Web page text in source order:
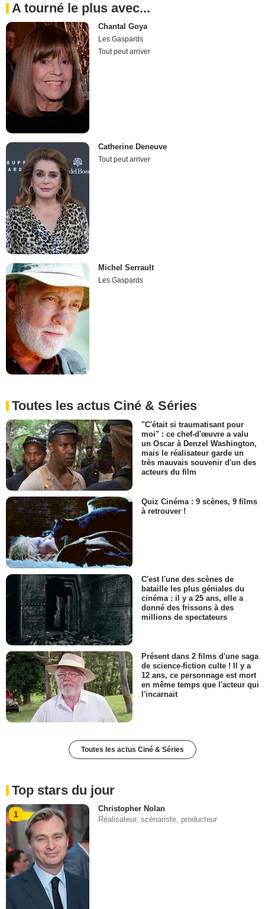
A tourné le plus avec...
Chantal Goya
Les Gaspards
Tout peut arriver
Catherine Deneuve
Tout peut arriver
Michel Serrault
Les Gaspards
Toutes les actus Ciné & Séries
"C'était si traumatisant pour
moi" : ce chef-d'œuvre a valu
un Oscar à Denzel Washington,
mais le réalisateur garde un
très mauvais souvenir d'un des
acteurs du film
Quiz Cinéma : 9 scènes, 9 films
à retrouver !
C'est l'une des scènes de
bataille les plus géniales du
cinéma : il y a 25 ans, elle a
donné des frissons à des
millions de spectateurs
Présent dans 2 films d'une saga
de science-fiction culte ! Il y a
12 ans, ce personnage est mort
en même temps que l'acteur qui
l'incarnait
Toutes les actus Ciné & Séries
Top stars du jour
1
Christopher Nolan
Réalisateur, scénariste, producteur